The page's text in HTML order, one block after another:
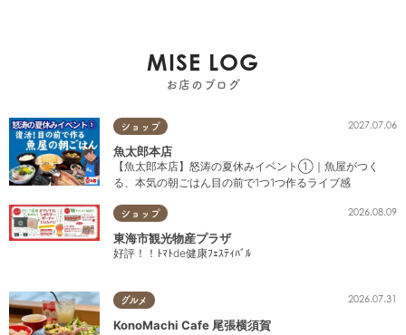
MISE LOG
お店のブログ
ショップ 2027.07.06
魚太郎本店
【魚太郎本店】怒涛の夏休みイベント①｜魚屋がつく
る、本気の朝ごはん目の前で1つ1つ作るライブ感
ショップ 2026.08.09
東海市観光物産プラザ
好評！！ﾄﾏﾄde健康ﾌｪｽﾃｨﾊﾞﾙ
グルメ 2026.07.31
KonoMachi Cafe 尾張横須賀